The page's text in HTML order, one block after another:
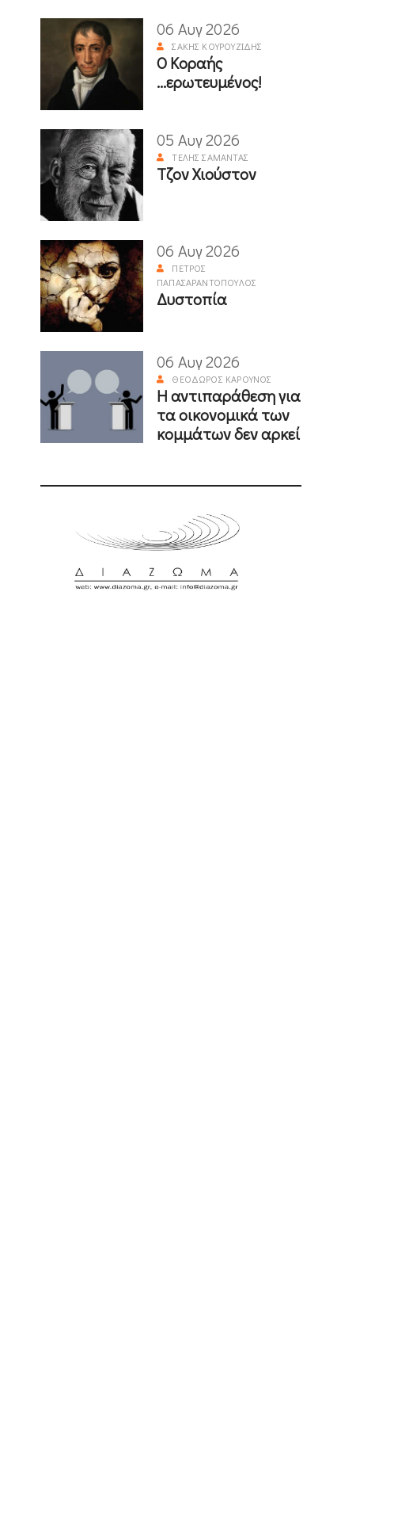
06 Αυγ 2026
ΣΆΚΗΣ ΚΟΥΡΟΥΖΊΔΗΣ
Ο Κοραής
...ερωτευμένος!
05 Αυγ 2026
ΤΈΛΗΣ ΣΑΜΑΝΤΆΣ
Τζον Χιούστον
06 Αυγ 2026
ΠΈΤΡΟΣ
ΠΑΠΑΣΑΡΑΝΤΌΠΟΥΛΟΣ
Δυστοπία
06 Αυγ 2026
ΘΕΌΔΩΡΟΣ ΚΑΡΟΎΝΟΣ
Η αντιπαράθεση για
τα οικονομικά των
κομμάτων δεν αρκεί